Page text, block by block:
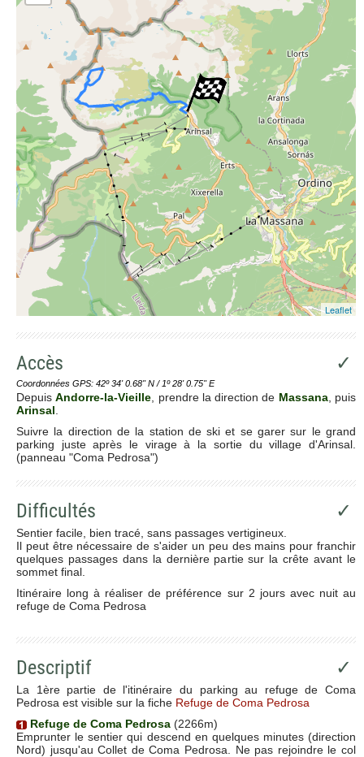
Photographies aériennes
Leaflet
Accès ✓
Coordonnées GPS: 42º 34' 0.68'' N / 1º 28' 0.75'' E
DepuisAndorre-la-Vieille , prendre la direction de Massana, puis
Arinsal
Suivre la direction de la station de ski et se garer sur le grand
parking juste après le virage à la sortie du village d'Arinsal.
(panneau "Coma Pedrosa")
Difficultés ✓
Sentier facile, bien tracé, sans passages vertigineux.
Il peut être nécessaire de s'aider un peu des mains pour franchir
quelques passages dans la dernière partie sur la crête avant le
sommet final.
Itinéraire long à réaliser de préférence sur 2 jours avec nuit au
refuge de Coma Pedrosa
Descriptif ✓
La 1ère partie de l'itinéraire du parking au refuge de Coma
Pedrosa est visible sur la fiche Refuge de Coma Pedrosa
Refuge de Coma Pedrosa (2266m)
Emprunter le sentier qui descend en quelques minutes (direction
Nord) jusqu'au Collet de Coma Pedrosa. Ne pas rejoindre le col